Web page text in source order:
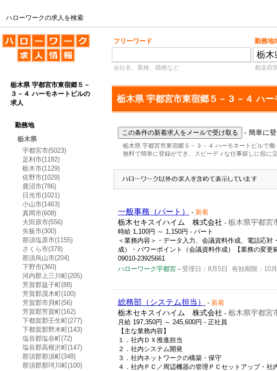
ハローワークの求人を検索
ハローワークの求人を検索 フリーワード 勤務地
会社名、業種、職種など 都道府
栃木県 宇都宮市東宿郷５－
３－４ ハーモネートビルの
求人
勤務地
栃木県
宇都宮市(5023)
足利市(1182)
栃木市(1129)
佐野市(1029)
鹿沼市(786)
日光市(1021)
小山市(1463)
真岡市(608)
大田原市(556)
矢板市(300)
那須塩原市(1155)
さくら市(378)
那須烏山市(204)
下野市(360)
河内郡上三川町(205)
芳賀郡益子町(88)
芳賀郡茂木町(100)
芳賀郡市貝町(56)
芳賀郡芳賀町(162)
下都賀郡壬生町(277)
下都賀郡野木町(143)
塩谷郡塩谷町(72)
塩谷郡高根沢町(147)
那須郡那須町(348)
那須郡那珂川町(100)
- 簡単に
栃木県 宇都宮市東宿郷５－３－４ ハーモネートビルで
無料で簡単に登録ができ、スピーディな仕事探しに役に立
一般事務（パート） - 新着
栃木セキスイハイム 株式会社 - 栃木県宇都宮
時給 1,100円 ～ 1,150円 - パート
＜業務内容＞・データ入力、会議資料作成、電話応
成）・パワーポイント（会議資料作成）【業務の変
09010-23925661
ハローワーク宇都宮 - 受理日：8月5日 有効期限：10
総務部（システム担当） - 新着
栃木セキスイハイム 株式会社 - 栃木県宇都宮
月給 197,350円 ～ 245,600円 - 正社員
【主な業務内容】
１．社内ＤＸ推進担当
２．社内システム開発
３．社内ネットワークの構築・保守
４．社内ＰＣ／周辺機器の管理ＰＣセットアップ・社